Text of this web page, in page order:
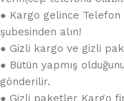
● Kargo gelince Telefon
şubesinden alın!
● Gizli kargo ve gizli
● Bütün yapmış
gönderilir.
● Gizli paketler Kargo